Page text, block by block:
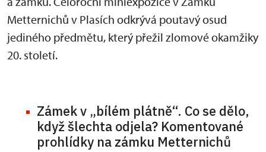
Metternichů v Plasích odkrývá poutavý osud
jediného předmětu, který přežil zlomové okamžiky
20. století.
Zámek v „bílém plátně“. Co se dělo,
když šlechta odjela? Komentované
prohlídky na zámku Metternichů